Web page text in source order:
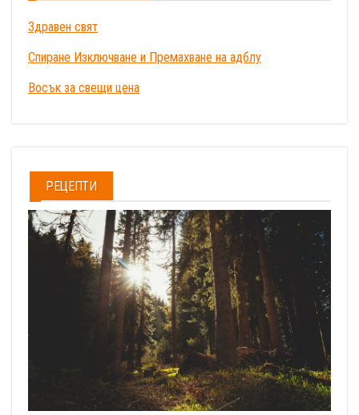
Здравен свят
Спиране Изключване и Премахване на адблу
Восък за свещи цена
РЕЦЕПТИ